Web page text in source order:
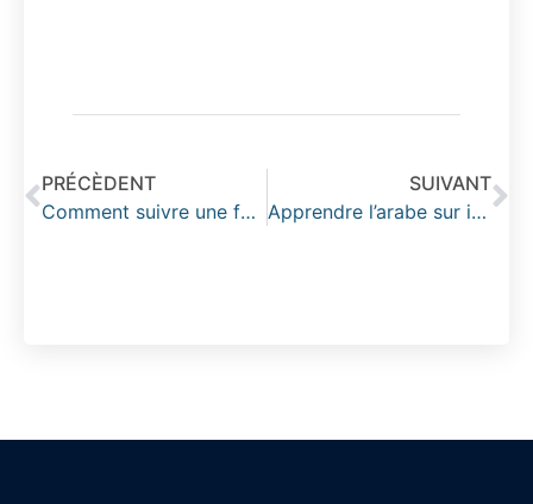
PRÉCÈDENT
Comment suivre une formation architecte d’intérieur en ligne pour booster votre carrière
SUIVANT
Apprendre l’arabe sur internet : la méthode idéale pour francophones